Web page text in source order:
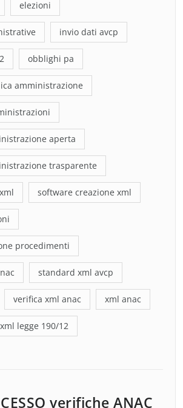
elezioni
invio dati avcp
obblighi pa
amministrazione
aperta
trasparente
software creazione xml
procedimenti
standard xml avcp
verifica xml anac xml anac
xml legge 190/12
verifiche ANAC